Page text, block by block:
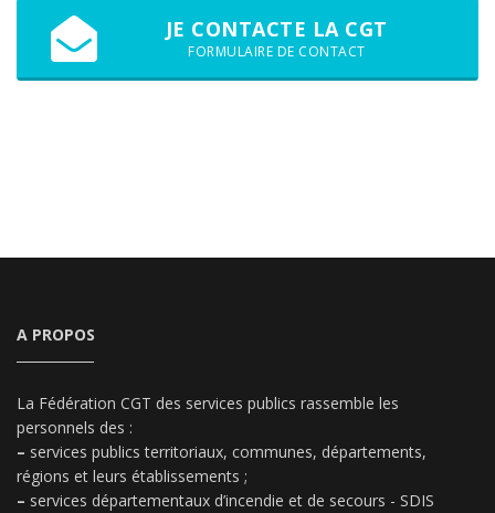
JE CONTACTE LA CGT
FORMULAIRE DE CONTACT
A PROPOS
La Fédération CGT des services publics rassemble les
personnels des :
– services publics territoriaux, communes, départements,
régions et leurs établissements ;
– services départementaux d’incendie et de secours - SDIS